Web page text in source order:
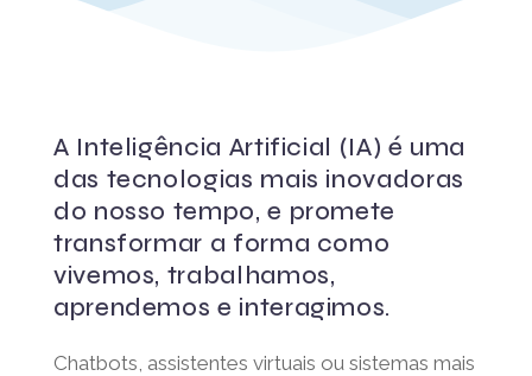
A Inteligência Artificial (IA) é
uma das tecnologias mais
inovadoras do nosso tempo, e
promete transformar a forma
como vivemos, trabalhamos,
aprendemos e interagimos.
Chatbots, assistentes virtuais ou sistemas